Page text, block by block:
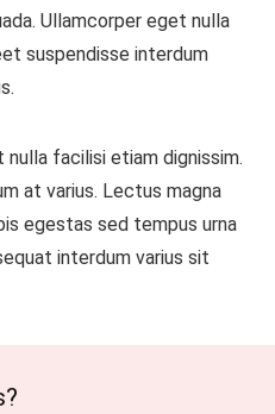
Ullamcorper eget nulla
suspendisse interdum
facilisi etiam dignissim.
at varius. Lectus magna
egestas sed tempus urna
interdum varius sit